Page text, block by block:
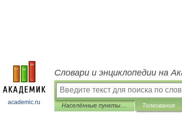
academic.ru
Словари и энциклопедии на
Населённые пункты и индексы России Толкования